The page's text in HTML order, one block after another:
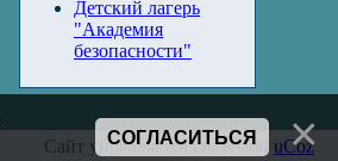
Детский лагерь
"Академия
безопасности"
Сайт управляется системой uCoz
СОГЛАСИТЬСЯ